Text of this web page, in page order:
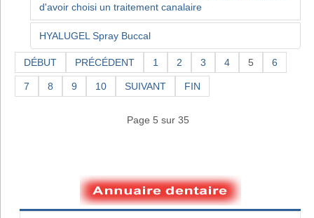
d'avoir choisi un traitement canalaire
HYALUGEL Spray Buccal
DÉBUT PRÉCÉDENT 1 2 3 4 5 6
7 8 9 10 SUIVANT FIN
Page 5 sur 35